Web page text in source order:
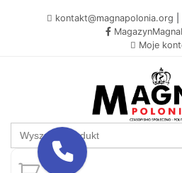
kontakt@magnapolonia.org
Moje
Search
for: